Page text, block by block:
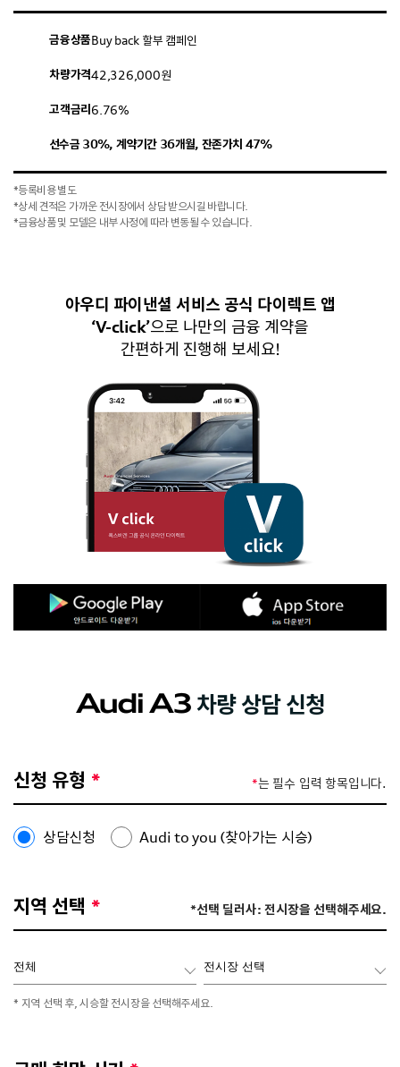
금융상품Buy back 할부 캠페인
차량가격42,326,000원
고객금리6.76%
선수금 30%, 계약기간 36개월, 잔존가치 47%
*등록비용 별도
*상세 견적은 가까운 전시장에서 상담 받으시길 바랍니다.
*금융상품 및 모델은 내부 사정에 따라 변동될 수 있습니다.
아우디 파이낸셜 서비스 공식 다이렉트 앱
‘V-click’으로 나만의 금융 계약을
간편하게 진행해 보세요!
Audi A3차량 상담 신청
신청 유형 * *는 필수 입력 항목입니다.
상담신청 Audi to you (찾아가는 시승)
지역 선택 * *선택 딜러사:전시장을 선택해주세요.
* 지역 선택 후, 시승할 전시장을 선택해주세요.